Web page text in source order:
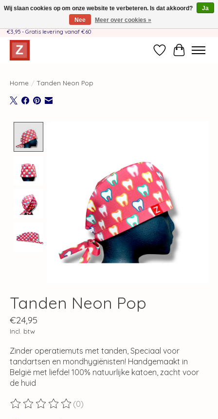
Handgemaakt door moeder-dochterteam❤️ - Verzendkosten BE & NL SLECHTS
€3,95 - Gratis levering vanaf €60
Verlanglijst
Home / Tanden Neon Pop
Tanden Neon Pop
€24,95
Incl. btw
Zinder operatiemuts met tanden, Speciaal voor
tandartsen en mondhygiënisten! Handgemaakt in
België met liefde! 100% natuurlijke katoen, zacht voor
de huid
De beoordeling van dit product is
(0)
Wij slaan cookies op om onze website te verbeteren. Is dat akkoord?
Ja
Nee
Meer over cookies »